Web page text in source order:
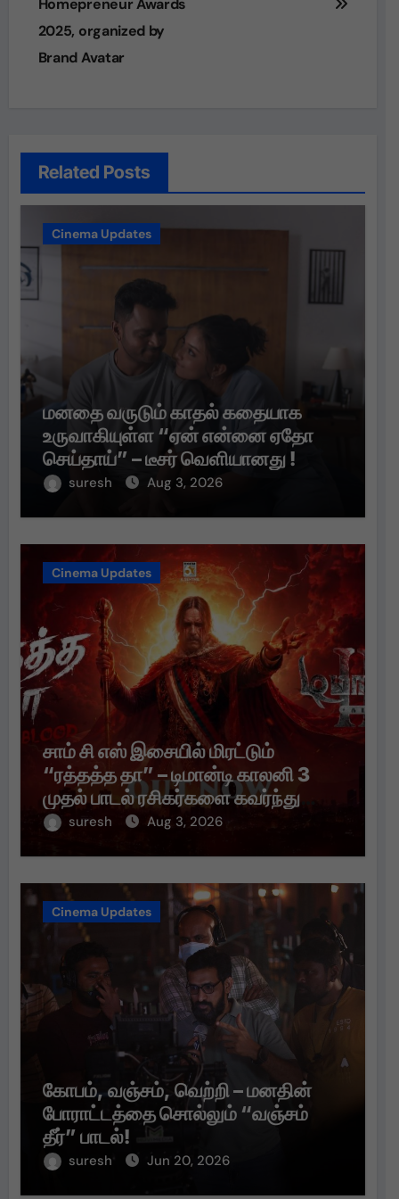
Homepreneur Awards
2025, organized by
Brand Avatar
Related Posts
Cinema Updates
மனதை வருடும் காதல் கதையாக
உருவாகியுள்ள “ஏன் என்னை ஏதோ
செய்தாய்” – டீசர் வெளியானது !
suresh Aug 3, 2026
Cinema Updates
சாம் சி எஸ் இசையில் மிரட்டும்
“ரத்தத்த தா” – டிமான்டி காலனி 3
முதல் பாடல் ரசிகர்களை கவர்ந்து
வருகிறது!
suresh Aug 3, 2026
Cinema Updates
கோபம், வஞ்சம், வெற்றி – மனதின்
போராட்டத்தை சொல்லும் “வஞ்சம்
தீர்” பாடல்!
suresh Jun 20, 2026